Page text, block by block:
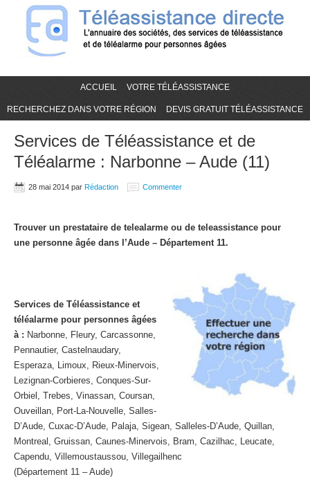
ACCUEIL VOTRE TÉLÉASSISTANCE
RECHERCHEZ DANS VOTRE RÉGION DEVIS GRATUIT TÉLÉASSISTANCE
Services de Téléassistance et de
Téléalarme : Narbonne – Aude (11)
28 mai 2014 par Rédaction Commenter
Trouver un prestataire de telealarme ou de teleassistance pour
une personne âgée dans l’Aude – Département 11.
Services de Téléassistance et
téléalarme pour personnes âgées
à : Narbonne, Fleury, Carcassonne,
Pennautier, Castelnaudary,
Esperaza, Limoux, Rieux-Minervois,
Lezignan-Corbieres, Conques-Sur-
Orbiel, Trebes, Vinassan, Coursan,
Ouveillan, Port-La-Nouvelle, Salles-
D’Aude, Cuxac-D’Aude, Palaja, Sigean, Salleles-D’Aude, Quillan,
Montreal, Gruissan, Caunes-Minervois, Bram, Cazilhac, Leucate,
Capendu, Villemoustaussou, Villegailhenc
(Département 11 – Aude)